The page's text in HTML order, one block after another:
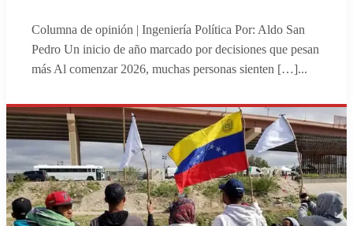
Columna de opinión | Ingeniería Política Por: Aldo San
Pedro Un inicio de año marcado por decisiones que pesan
más Al comenzar 2026, muchas personas sienten […]...